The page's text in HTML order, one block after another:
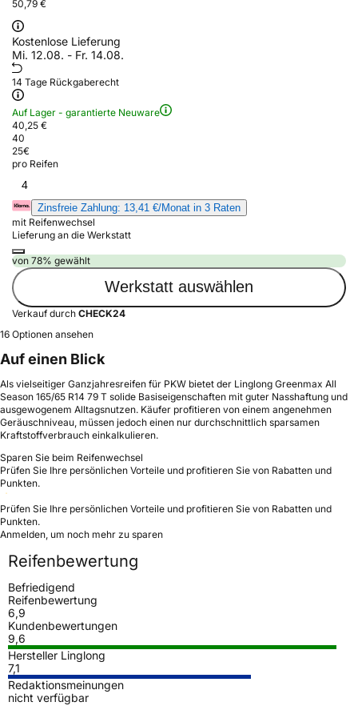
50,79 €
Kostenlose Lieferung
Mi. 12.08. - Fr. 14.08.
14 Tage Rückgaberecht
Auf Lager - garantierte Neuware
40,25 €
40
25€
pro Reifen
4
Zinsfreie Zahlung: 13,41 €/Monat in 3 Raten
mit Reifenwechsel
Lieferung an die Werkstatt
von 78% gewählt
Werkstatt auswählen
Verkauf durch CHECK24
16 Optionen ansehen
Auf einen Blick
Als vielseitiger Ganzjahresreifen für PKW bietet der Linglong Greenmax All
Season 165/65 R14 79 T solide Basiseigenschaften mit guter Nasshaftung und
ausgewogenem Alltagsnutzen. Käufer profitieren von einem angenehmen
Geräuschniveau, müssen jedoch einen nur durchschnittlich sparsamen
Kraftstoffverbrauch einkalkulieren.
Sparen Sie beim Reifenwechsel
Prüfen Sie Ihre persönlichen Vorteile und profitieren Sie von Rabatten und
Punkten.
Prüfen Sie Ihre persönlichen Vorteile und profitieren Sie von Rabatten und
Punkten.
Anmelden, um noch mehr zu sparen
Reifenbewertung
Befriedigend
Reifenbewertung
6,9
Kundenbewertungen
9,6
Hersteller Linglong
7,1
Redaktionsmeinungen
nicht verfügbar